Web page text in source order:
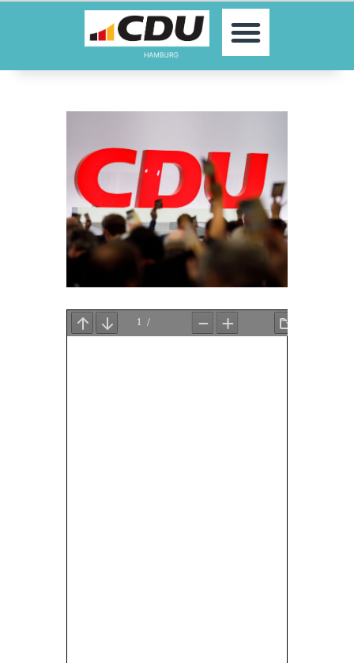
MOIN!
AKTUELLES
PARLAMENTE
SPENDEN
MITGLIED WERDEN!